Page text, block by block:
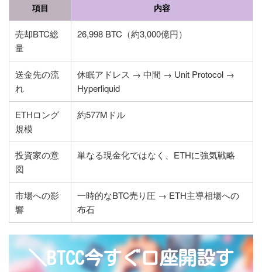
項目 内容
売却BTC総
量
26,998 BTC（約3,000億円）
送金先の流
れ
休眠アドレス → 中間 → Unit Protocol →
Hyperliquid
ETHロング
規模
約577Mドル
投資家の意
図
単なる現金化ではなく、ETHに強気戦略
市場への影
響
一時的なBTC売り圧 → ETH主導相場への
布石
＼BTCC今すぐ口座開設す